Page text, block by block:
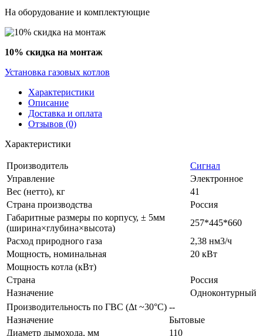
На оборудование и комплектующие
10% скидка на монтаж
Установка газовых котлов
Характеристики
Описание
Доставка и оплата
Отзывов (0)
Характеристики
Производитель
Сигнал
Управление
Электронное
Вес (нетто), кг
41
Страна производства
Россия
Габаритные размеры по корпусу, ± 5мм
(ширина×глубина×высота)
257*445*660
Расход природного газа
2,38 нм3/ч
Мощность, номинальная
20 кВт
Мощность котла (кВт)
Страна
Россия
Назначение
Одноконтурный
Производительность по ГВС (Δt ~30°C) --
Назначение
Бытовые
Диаметр дымохода, мм
110